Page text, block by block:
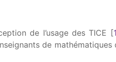
de l’usage des TICE [1
de mathématiques